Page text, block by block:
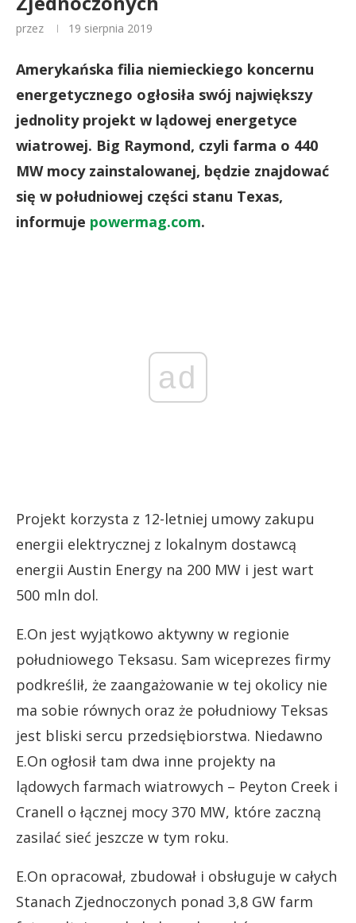
przez 19 sierpnia 2019
Amerykańska filia niemieckiego koncernu
energetycznego ogłosiła swój największy
jednolity projekt w lądowej energetyce
wiatrowej. Big Raymond, czyli farma o 440
MW mocy zainstalowanej, będzie znajdować
się w południowej części stanu Texas,
informuje powermag.com.
ad
Projekt korzysta z 12-letniej umowy zakupu
energii elektrycznej z lokalnym dostawcą
energii Austin Energy na 200 MW i jest wart
500 mln dol.
E.On jest wyjątkowo aktywny w regionie
południowego Teksasu. Sam wiceprezes firmy
podkreślił, że zaangażowanie w tej okolicy nie
ma sobie równych oraz że południowy Teksas
jest bliski sercu przedsiębiorstwa. Niedawno
E.On ogłosił tam dwa inne projekty na
lądowych farmach wiatrowych – Peyton Creek i
Cranell o łącznej mocy 370 MW, które zaczną
zasilać sieć jeszcze w tym roku.
E.On opracował, zbudował i obsługuje w całych
Stanach Zjednoczonych ponad 3,8 GW farm